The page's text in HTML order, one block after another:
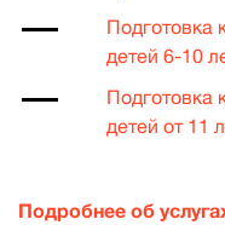
Подготовка
детей 6-10
Подготовка
детей от 11
Подробнее об